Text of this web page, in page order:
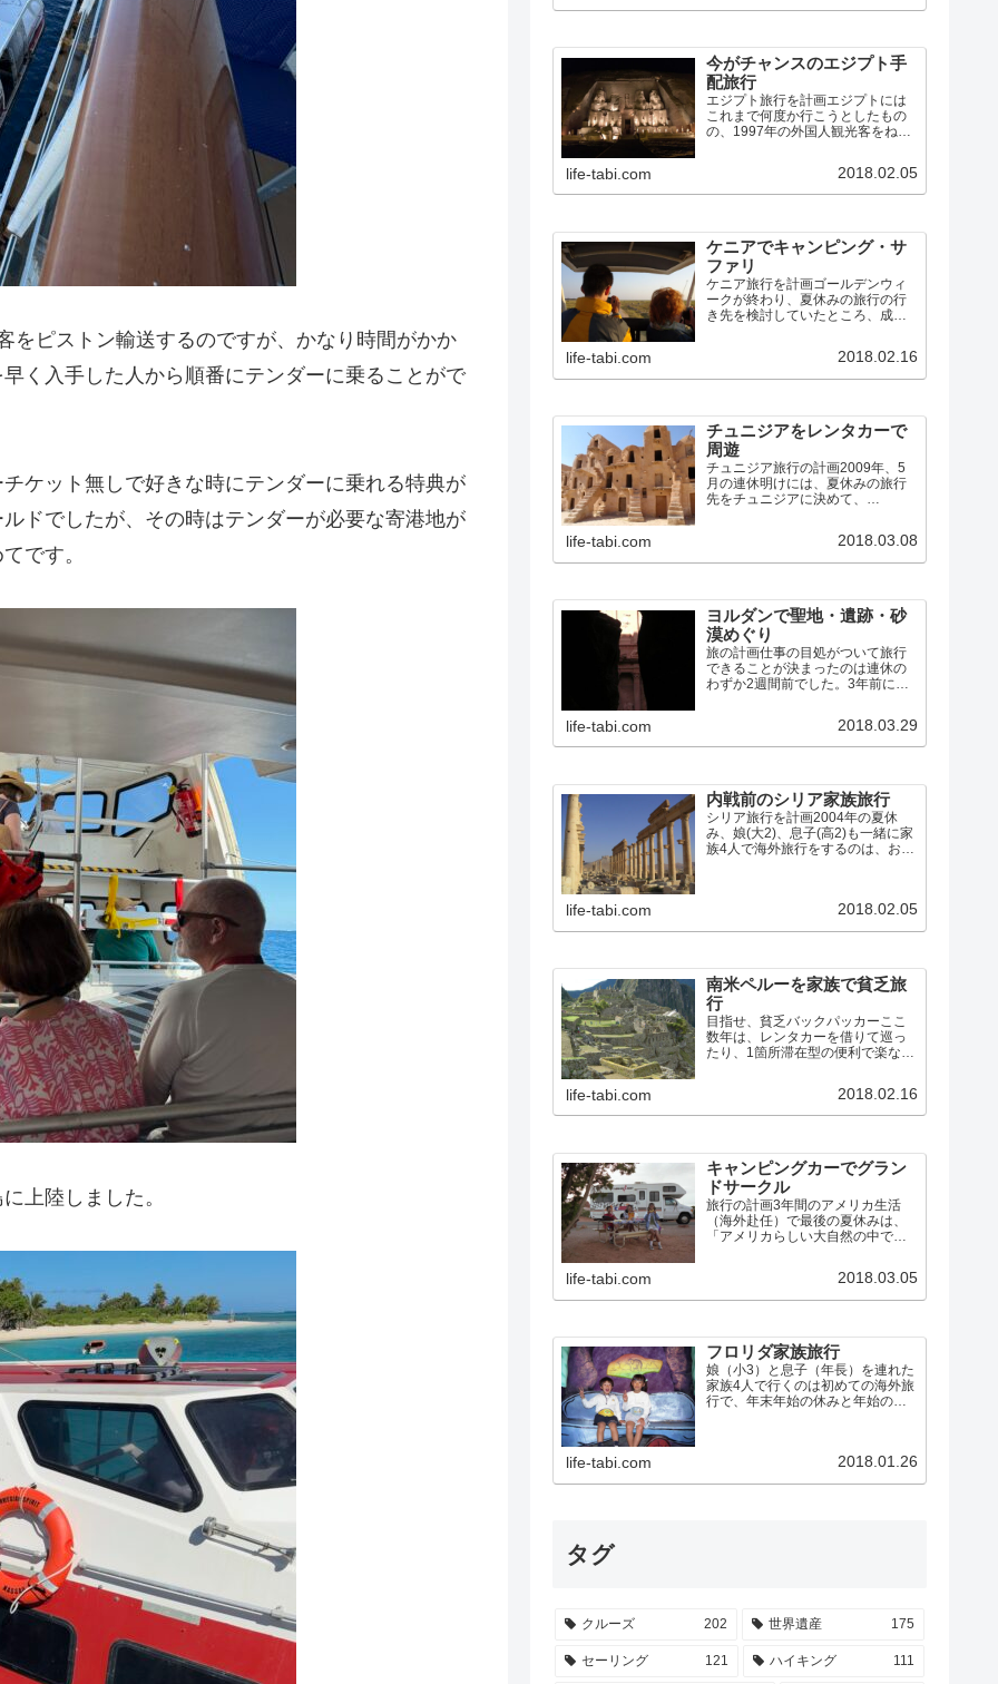
をピストン輸送するのですが、かなり時間がかか
く入手した人から順番にテンダーに乗ることがで
ケット無しで好きな時にテンダーに乗れる特典が
ドでしたが、その時はテンダーが必要な寄港地が
です。
上陸しました。
今がチャンスのエジプト手
配旅行
エジプト旅行を計画エジプトには
これまで何度か行こうとしたもの
の、1997年の外国人観光客をねら
らくは行けそうにないなあと思え
る事件が何かしら起きていまし
life-tabi.com 2018.02.05
ケニアでキャンピング・サ
ファリ
ケニア旅行を計画ゴールデンウィ
ークが終わり、夏休みの旅行の行
き先を検討していたところ、成
ので、ケニアに行くことにしまし
た。中国南方航空の広州乗継便で
life-tabi.com 2018.02.16
チュニジアをレンタカーで
周遊
チュニジア旅行の計画2009年、5
月の連休明けには、夏休みの旅行
先をチュニジアに決めて、
予約しました。アフリカ大陸は、
私も妻も初めてです。その航空券
life-tabi.com 2018.03.08
ヨルダンで聖地・遺跡・砂
漠めぐり
旅の計画仕事の目処がついて旅行
できることが決まったのは連休の
わずか2週間前でした。3年前にシ
っていたので、行き先はヨルダン
に決定。往復の航空便は既に満席
life-tabi.com 2018.03.29
内戦前のシリア家族旅行
シリア旅行を計画2004年の夏休
み、娘(大2)、息子(高2)も一緒に家
族4人で海外旅行をするのは、おそ
ラの遺跡と、聖書時代からの古代
life-tabi.com 2018.02.05
南米ペルーを家族で貧乏旅
行
目指せ、貧乏バックパッカーここ
数年は、レンタカーを借りて巡っ
たり、1箇所滞在型の便利で楽な旅
歩いたりして、安宿を探しながら
の旅をしてみたくなりました。そ
life-tabi.com 2018.02.16
キャンピングカーでグラン
ドサークル
旅行の計画3年間のアメリカ生活
（海外赴任）で最後の夏休みは、
「アメリカらしい大自然の中でア
ランドサークル」を巡ることにし
ました。グランドサークルとは、
life-tabi.com 2018.03.05
フロリダ家族旅行
娘（小3）と息子（年長）を連れた
家族4人で行くのは初めての海外旅
行で、年末年始の休みと年始のラ
ト、ユニバーサル・スタジオなど
life-tabi.com 2018.01.26
タグ
クルーズ 202 世界遺産 175
セーリング 121 ハイキング 111